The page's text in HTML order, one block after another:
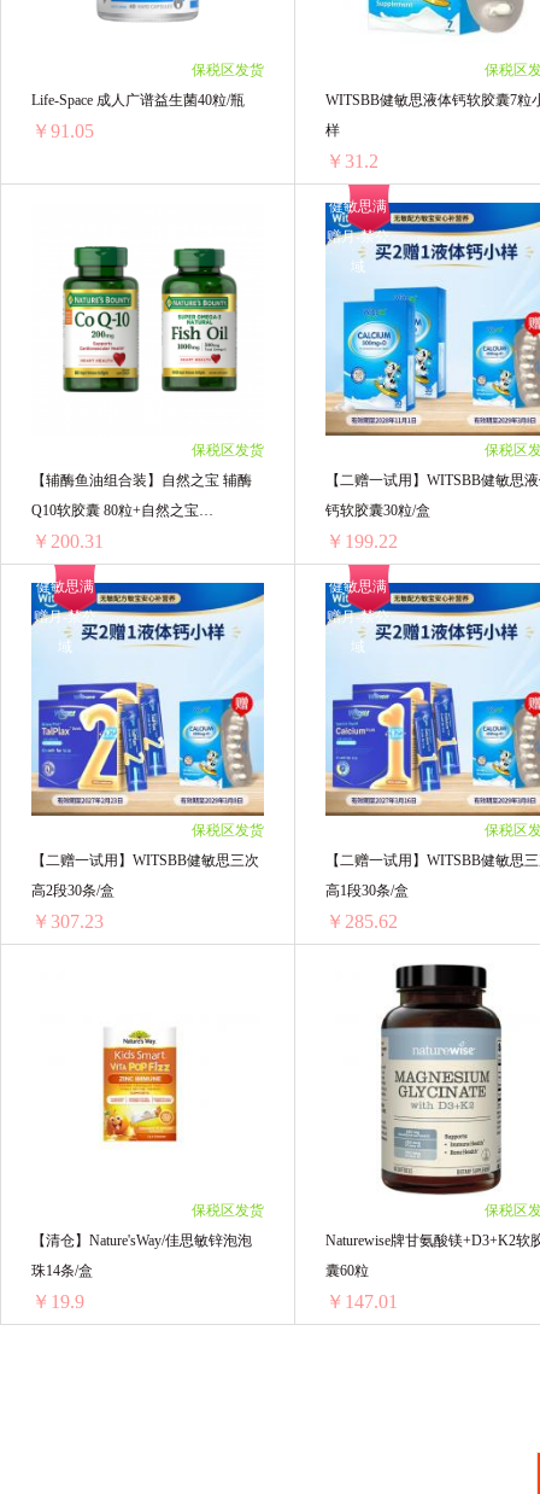
澳源优驰 Unichi Cenovis Clinicians
普丽普莱Puritans Pride
澳洲 Nutrition Care
DOKKAN
迪辅乐 迪巧 澳乐乳
野口医学研究所 童年Inne 纽曼思
Wonderlab 蜜纽康（Manuka Health
Jarrow 杰诺 莱
sun season/兰骑士 omegor /金凯撒 意
西班牙epaplus Nutrition29纽西臣
SFD BWG purasana DOBO
TimeShop益生好 伊可新 维力特
Element Plus Biopluss CELUNOX赛乐
Prunelax
ZOMDA Brauer百澳年
保税区发货
Life-Space 成人广谱益生菌40粒/瓶
￥91.05
Life-Space 成人广谱益生菌40粒/瓶
1瓶 ￥98.06(￥98.06/单瓶)
2瓶 ￥189.12(￥94.56/单瓶)
3瓶 ￥280.17(￥93.39/单瓶)
4瓶 ￥368.88(￥92.22/单瓶)
保税区
WITSBB健敏思液体钙软胶囊7粒
样
￥31.2
WITSBB健敏思
1盒 ￥31.2(￥31.2/单盒)
保税区发货
【辅酶鱼油组合装】自然之宝 辅酶
Q10软胶囊 80粒+自然之宝
OMEGA3深海鱼油软胶囊 100粒
￥200.31
【辅酶鱼油组合装】自然之宝 辅酶Q10软胶囊 80粒+自然之宝 OMEGA3深海鱼油软胶囊 100粒
2组 ￥402.98(￥201.49/单组)
3组 ￥602.7(￥200.9/单组)
4组 ￥801.24(￥200.31/单组)
健敏思满
赠月-禁公
域
保税区
【二赠一试用】WITSBB健敏思
钙软胶囊30粒/盒
￥199.22
健敏思满
赠月-禁公
域
保税区发货
【二赠一试用】WITSBB健敏思三次
高2段30条/盒
￥307.23
1组 ￥307.23(￥307.23/单组)
健敏思满
赠月-禁公
域
保税区
【二赠一试用】WITSBB健敏思
高1段30条/盒
￥285.62
1组 ￥285.62(￥285.62/单组)
保税区发货
【清仓】Nature'sWay/佳思敏锌泡泡
珠14条/盒
￥19.9
保税区
Naturewise牌甘氨酸镁+D3+K2软
囊60粒
￥147.01